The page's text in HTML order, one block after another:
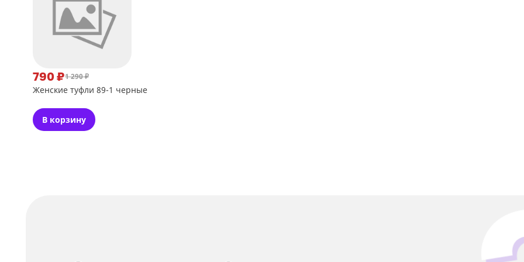
790 ₽1 290 ₽
Женские туфли 89-1 черные
В корзину